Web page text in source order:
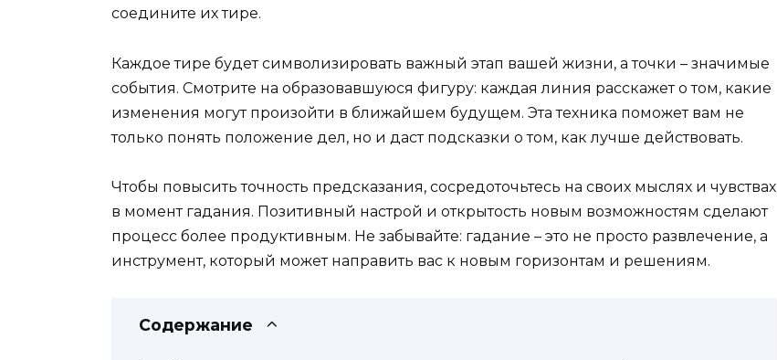
соедините их тире.
Каждое тире будет символизировать важный этап вашей жизни, а точки – значимые
события. Смотрите на образовавшуюся фигуру: каждая линия расскажет о том, какие
изменения могут произойти в ближайшем будущем. Эта техника поможет вам не
только понять положение дел, но и даст подсказки о том, как лучше действовать.
Чтобы повысить точность предсказания, сосредоточьтесь на своих мыслях и чувствах
в момент гадания. Позитивный настрой и открытость новым возможностям сделают
процесс более продуктивным. Не забывайте: гадание – это не просто развлечение, а
инструмент, который может направить вас к новым горизонтам и решениям.
Содержание